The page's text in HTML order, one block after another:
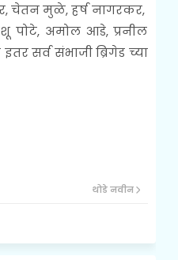
चेतन मुळे, हर्ष नागरकर,
पोटे, अमोल आडे, प्रनील
इतर सर्व संभाजी ब्रिगेड च्या
थोडे नवीन